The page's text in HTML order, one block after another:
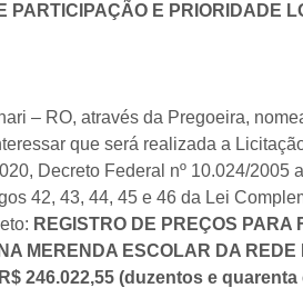
PARTICIPAÇÃO E PRIORIDADE
– RO, através da Pregoeira,
que será realizada a
Decreto Federal nº 10.024/
42, 43, 44, 45 e 46 da Lei
REGISTRO DE PREÇOS PARA
MERENDA ESCOLAR DA
246.022,55 (duzentos e